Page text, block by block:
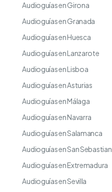
Audioguías en Girona
Audioguías en Granada
Audioguías en Huesca
Audioguías en Lanzarote
Audioguías en Lisboa
Audioguías en Asturias
Audioguías en Málaga
Audioguías en Navarra
Audioguías en Salamanca
Audioguías en San Sebastian
Audioguías en Extremadura
Audioguías en Sevilla